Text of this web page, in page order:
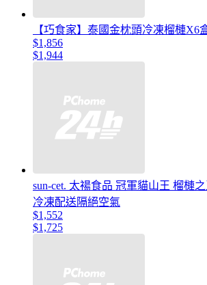
【巧食家】泰國金枕頭冷凍榴槤X6
$1,856
$1,944
sun-cet. 太禓食品 冠軍貓山王 榴槤
冷凍配送隔絕空氣
$1,552
$1,725